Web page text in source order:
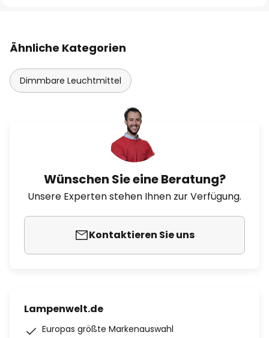
Ähnliche Kategorien
Dimmbare Leuchtmittel
Wünschen Sie eine Beratung?
Unsere Experten stehen Ihnen zur Verfügung.
Kontaktieren Sie uns
Lampenwelt.de
Europas größte Markenauswahl